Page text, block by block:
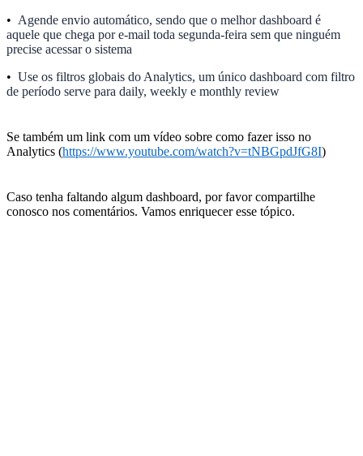
• Agende envio automático, sendo que o melhor dashboard é
aquele que chega por e-mail toda segunda-feira sem que ninguém
precise acessar o sistema
• Use os filtros globais do Analytics, um único dashboard com filtro
de período serve para daily, weekly e monthly review
Se também um link com um vídeo sobre como fazer isso no
Analytics (https://www.youtube.com/watch?v=tNBGpdJfG8I)
Caso tenha faltando algum dashboard, por favor compartilhe
conosco nos comentários. Vamos enriquecer esse tópico.